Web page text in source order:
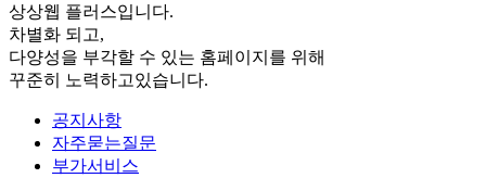
상상웹 플러스입니다.
차별화 되고,
다양성을 부각할 수 있는 홈페이지를 위해
꾸준히 노력하고있습니다.
공지사항
자주묻는질문
부가서비스